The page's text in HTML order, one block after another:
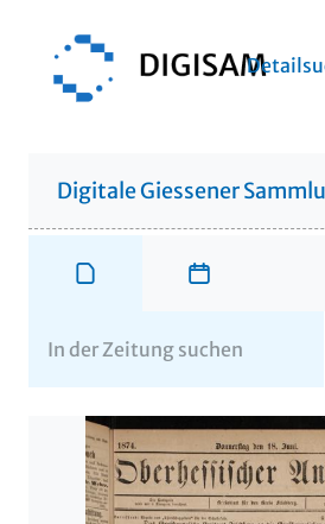
Digitale Giessener